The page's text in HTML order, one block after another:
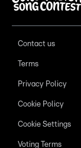
Contact us
Terms
Privacy Policy
Cookie Policy
Cookie Settings
Voting Terms